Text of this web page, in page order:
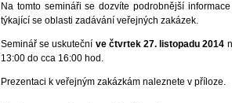
Na tomto semináři se dozvíte podrobnější
týkající se oblasti zadávání veřejných zakázek.
Seminář se uskuteční ve čtvrtek 27. listopadu 2014
13:00 do cca 16:00 hod.
Prezentaci k veřejným zakázkám naleznete v příloze.